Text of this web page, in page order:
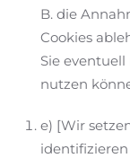
B. die
Cookies
Sie
nutzen
e) [Wir
identifizieren